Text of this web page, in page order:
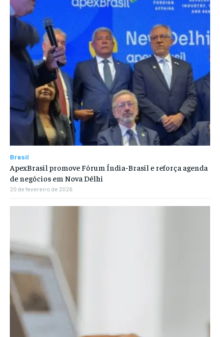
Brasil
ApexBrasil promove Fórum Índia-Brasil e reforça agenda
de negócios em Nova Délhi
20 de fevereiro de 2026